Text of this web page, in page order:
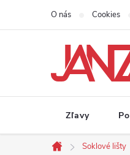
Prejsť na obsah
O nás Cookies
Zľavy
Soklové lišty